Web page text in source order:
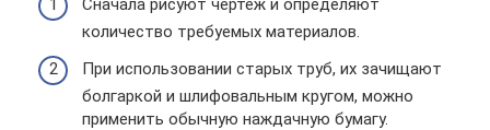
Сначала рисуют чертеж и определяют
количество требуемых материалов.
При использовании старых труб, их зачищают
болгаркой и шлифовальным кругом, можно
применить обычную наждачную бумагу.